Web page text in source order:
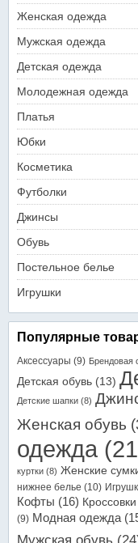
Женская одежда
Мужская одежда
Детская одежда
Молодежная одежда
Платья
Юбки
Косметика
Футболки
Джинсы
Обувь
Постельное белье
Игрушки
Популярные
Аксессуары (9) Брендовая
Детская обувь (13)
Детские шапки (8)
Женская обувь
одежда
куртки (8) Женские
нижнее белье (10)
Кофты (16) Кроссовки
(9) Модная одежда
Мужская обувь